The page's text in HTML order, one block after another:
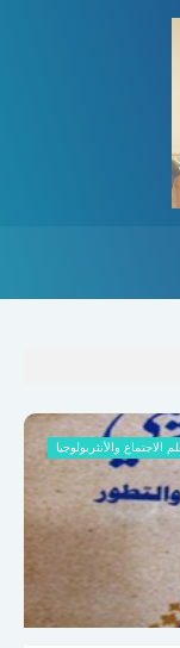
الاجتماع والأنثربولوجيا